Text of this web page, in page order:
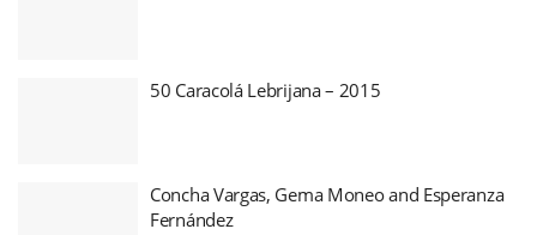
50 Caracolá Lebrijana – 2015
Concha Vargas, Gema Moneo and Esperanza
Fernández